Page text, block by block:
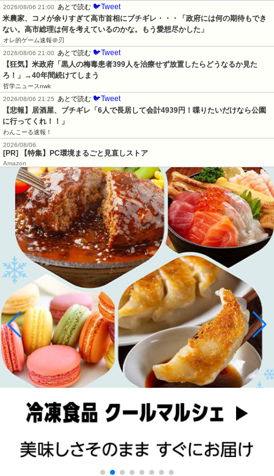
2026/08/06 21:00
あとで読む 🐦Tweet
米農家、コメが余りすぎて高市首相にブチギレ・・・「政府には何の期待もでき
ない。高市総理は何を考えているのかな。もう愛想尽かした」
オレ的ゲーム速報＠刃
2026/08/06 21:00
あとで読む 🐦Tweet
【狂気】米政府「黒人の梅毒患者399人を治療せず放置したらどうなるか見た
ろ！」→40年間続けてしまう
哲学ニュースnwk
2026/08/06 21:25
あとで読む 🐦Tweet
【悲報】居酒屋、ブチギレ「6人で長居して会計4939円！喋りたいだけなら公園
に行ってくれ！！」
わんこーる速報！
2026/08/06
[PR] 【特集】PC環境まるごと見直しストア
Amazon